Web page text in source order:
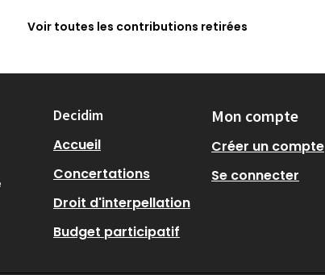
Voir toutes les contributions retirées
Decidim
Accueil
Concertations
Droit d'interpellation
Budget participatif
Mon compte
Créer un compte
Se connecter